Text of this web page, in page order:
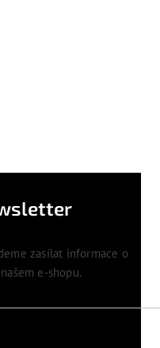
zasílat informace o
e-shopu.